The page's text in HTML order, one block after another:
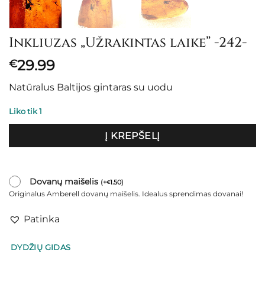
Inkliuzas „Užrakintas laike” -242-
€29.99
Natūralus Baltijos gintaras su uodu
Liko tik 1
Į KREPŠELĮ
Dovanų maišelis (+€1.50)
Originalus Amberell dovanų maišelis. Idealus sprendimas dovanai!
Patinka
DYDŽIŲ GIDAS